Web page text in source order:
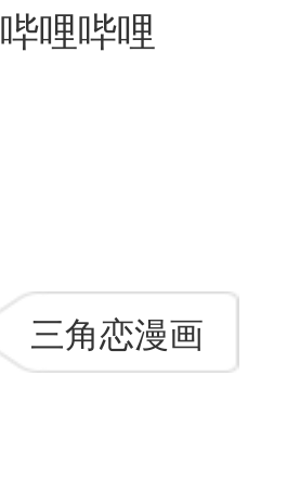
哔哩哔哩
三角恋漫画